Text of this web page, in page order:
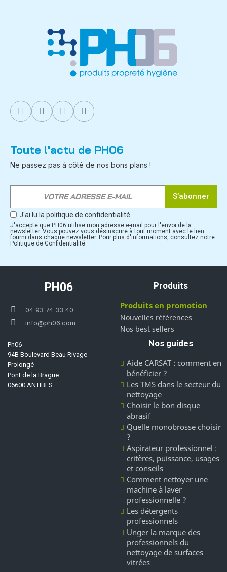
Toute l'actu de PH06
Ne passez pas à côté de nos bons plans !
S’abonner
J'ai lu la politique de confidentialité.
J'accepte que PH06 utilise mon adresse e-mail pour l'envoi de la
newsletter. Vous pouvez vous désinscrire à tout moment avec le lien
fourni dans chaque newsletter. Pour plus d'informations, consultez notre
Politique de Confidentialité.
PH06
04 93 74 33 40
info@ph06.com
Ph06
94B Boulevard Beau Rivage
Prolongé
Pont de la Brague
06600 ANTIBES
Produits
Produits en promotion
Nouvelles références
Nos best sellers
Nos guides
Aide CARSAT : comment en
bénéficier ?
Les TMS dans le secteur du
nettoyage
Choisir le bon disque
abrasif
Quelle monobrosse choisir
?
Aspirateur professionnel :
critères, puissance, usages
et conseils
Comment nettoyer une
machine à laver
professionnelle ?
Les détergents
professionnels
Unger la marque des
professionnels du
nettoyage de surfaces
vitrées